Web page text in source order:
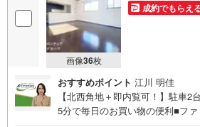
画像36枚
成約でもらえ
おすすめポイント 江川 明佳
【北西角地＋即内覧可！】駐車2
5分で毎日のお買い物の便利■フ